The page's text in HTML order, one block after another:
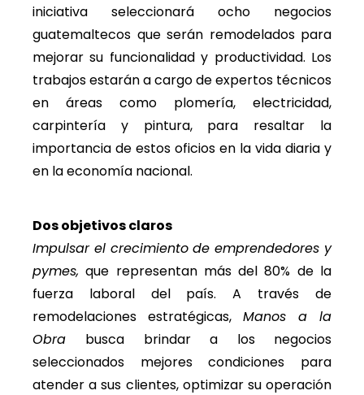
iniciativa seleccionará ocho negocios
guatemaltecos que serán remodelados para
mejorar su funcionalidad y productividad. Los
trabajos estarán a cargo de expertos técnicos
en áreas como plomería, electricidad,
carpintería y pintura, para resaltar la
importancia de estos oficios en la vida diaria y
en la economía nacional.
Dos objetivos claros
Impulsar el crecimiento de emprendedores y
pymes, que representan más del 80% de la
fuerza laboral del país. A través de
remodelaciones estratégicas, Manos a la
Obra busca brindar a los negocios
seleccionados mejores condiciones para
atender a sus clientes, optimizar su operación